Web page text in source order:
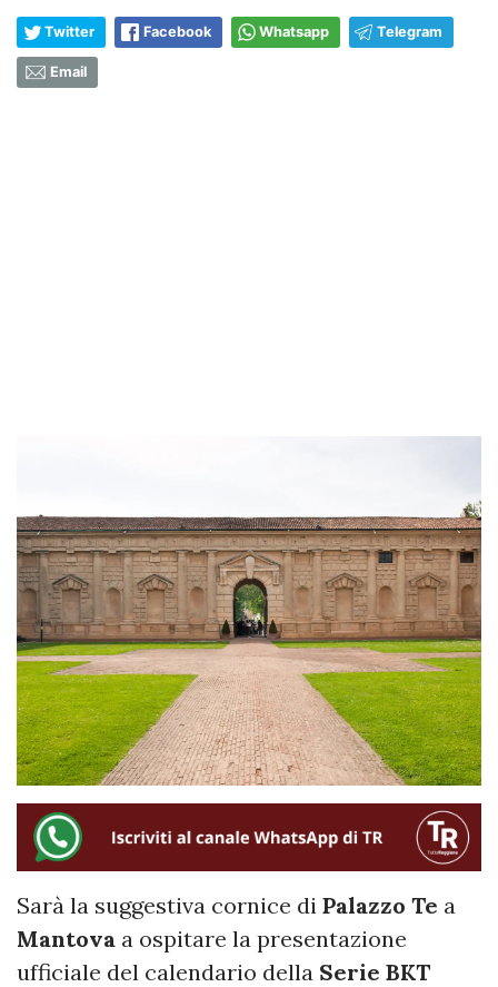
Twitter Facebook Whatsapp Telegram
Email
Sarà la suggestiva cornice di Palazzo Te a
Mantova a ospitare la presentazione
ufficiale del calendario della Serie BKT